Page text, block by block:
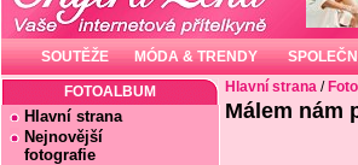
SOUTĚŽE MÓDA & TRENDY
FOTOALBUM
Hlavní strana
Nejnovější
fotografie
Hlavní strana /
Málem nám